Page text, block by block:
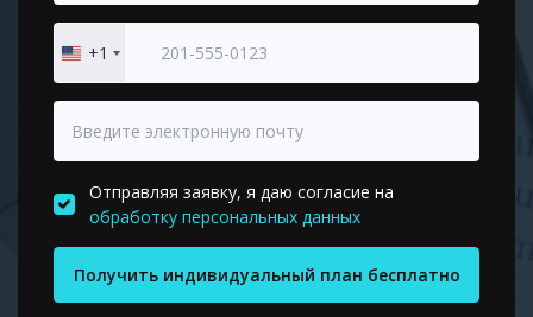
United
States
+1
Отправляя заявку, я даю согласие на
обработку персональных данных
Получить индивидуальный план бесплатно